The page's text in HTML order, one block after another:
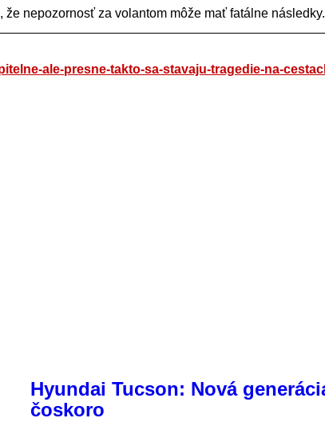
nepozornosť za volantom môže mať fatálne následky.
ale-presne-takto-sa-stavaju-tragedie-na-
Hyundai Tucson: Nová
čoskoro